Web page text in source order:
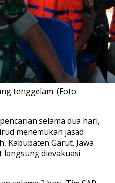
tenggelam. (Foto:
selama dua hari,
menemukan jasad
Kabupaten Garut, Jawa
langsung dievakuasi